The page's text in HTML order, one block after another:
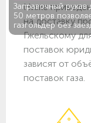
Заправочный рукав
50 метров
газгольдер без
Ниже
на доставку
Гжельскому
поставок
зависят от
поставок газа.